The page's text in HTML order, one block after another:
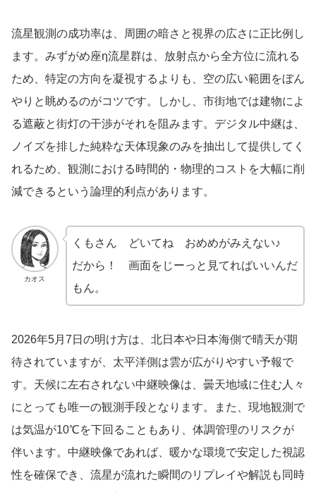
流星観測の成功率は、周囲の暗さと視界の広さに正比例し
ます。みずがめ座η流星群は、放射点から全方位に流れる
ため、特定の方向を凝視するよりも、空の広い範囲をぼん
やりと眺めるのがコツです。しかし、市街地では建物によ
る遮蔽と街灯の干渉がそれを阻みます。デジタル中継は、
ノイズを排した純粋な天体現象のみを抽出して提供してく
れるため、観測における時間的・物理的コストを大幅に削
減できるという論理的利点があります。
カオス
くもさん どいてね おめめがみえない♪
だから！ 画面をじーっと見てればいいんだ
もん。
2026年5月7日の明け方は、北日本や日本海側で晴天が期
待されていますが、太平洋側は雲が広がりやすい予報で
す。天候に左右されない中継映像は、曇天地域に住む人々
にとっても唯一の観測手段となります。また、現地観測で
は気温が10℃を下回ることもあり、体調管理のリスクが
伴います。中継映像であれば、暖かな環境で安定した視認
性を確保でき、流星が流れた瞬間のリプレイや解説も同時